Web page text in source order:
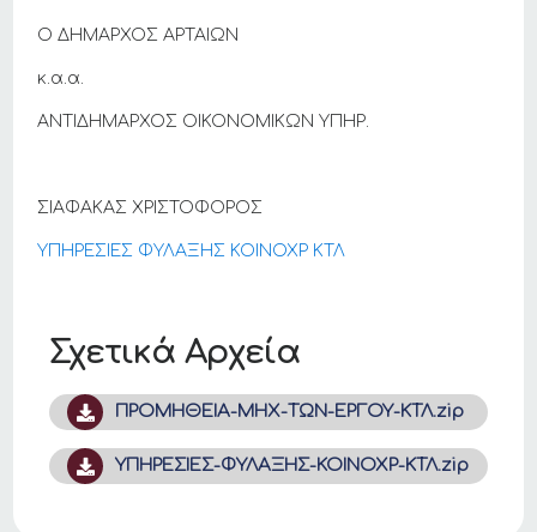
Σχετικά Αρχεία
ΠΡΟΜΗΘΕΙΑ-ΜΗΧ-ΤΩΝ-ΕΡΓΟΥ-ΚΤΛ.zip
ΥΠΗΡΕΣΙΕΣ-ΦΥΛΑΞΗΣ-ΚΟΙΝΟΧΡ-ΚΤΛ.zip
Ο ΔΗΜΑΡΧΟΣ ΑΡΤΑΙΩΝ
κ.α.α.
ΑΝΤΙΔΗΜΑΡΧΟΣ ΟΙΚΟΝΟΜΙΚΩΝ ΥΠΗΡ.
ΣΙΑΦΑΚΑΣ ΧΡΙΣΤΟΦΟΡΟΣ
ΥΠΗΡΕΣΙΕΣ ΦΥΛΑΞΗΣ ΚΟΙΝΟΧΡ ΚΤΛ